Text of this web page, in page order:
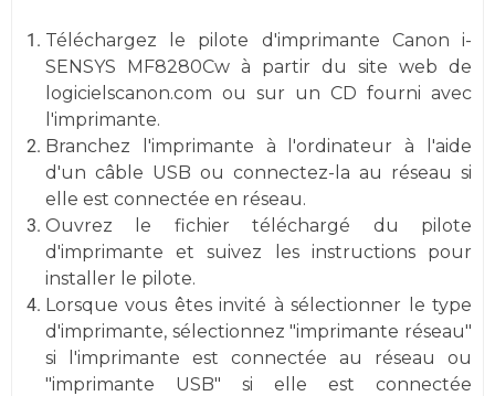
Téléchargez le pilote d'imprimante Canon i-
SENSYS MF8280Cw à partir du site web de
logicielscanon.com ou sur un CD fourni avec
l'imprimante.
Branchez l'imprimante à l'ordinateur à l'aide
d'un câble USB ou connectez-la au réseau si
elle est connectée en réseau.
Ouvrez le fichier téléchargé du pilote
d'imprimante et suivez les instructions pour
installer le pilote.
Lorsque vous êtes invité à sélectionner le type
d'imprimante, sélectionnez "imprimante réseau"
si l'imprimante est connectée au réseau ou
"imprimante USB" si elle est connectée